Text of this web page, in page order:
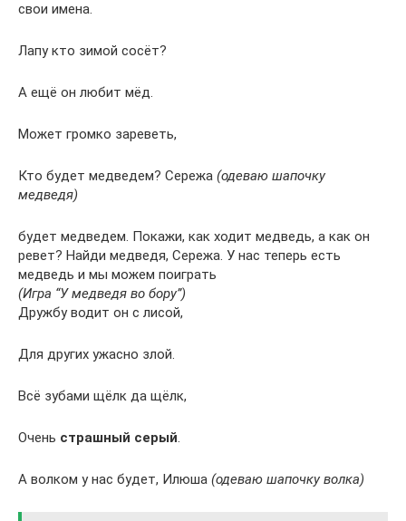
свои имена.
Лапу кто зимой сосёт?
А ещё он любит мёд.
Может громко зареветь,
Кто будет медведем? Сережа (одеваю шапочку
медведя)
будет медведем. Покажи, как ходит медведь, а как он
ревет? Найди медведя, Сережа. У нас теперь есть
медведь и мы можем поиграть
(Игра “У медведя во бору”)
Дружбу водит он с лисой,
Для других ужасно злой.
Всё зубами щёлк да щёлк,
Очень страшный серый.
А волком у нас будет, Илюша (одеваю шапочку волка)